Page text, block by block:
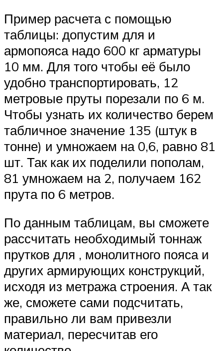
Пример расчета с помощью
таблицы: допустим для и
армопояса надо 600 кг арматуры
10 мм. Для того чтобы её было
удобно транспортировать, 12
метровые пруты порезали по 6 м.
Чтобы узнать их количество берем
табличное значение 135 (штук в
тонне) и умножаем на 0,6, равно 81
шт. Так как их поделили пополам,
81 умножаем на 2, получаем 162
прута по 6 метров.
По данным таблицам, вы сможете
рассчитать необходимый тоннаж
прутков для , монолитного пояса и
других армирующих конструкций,
исходя из метража строения. А так
же, сможете сами подсчитать,
правильно ли вам привезли
материал, пересчитав его